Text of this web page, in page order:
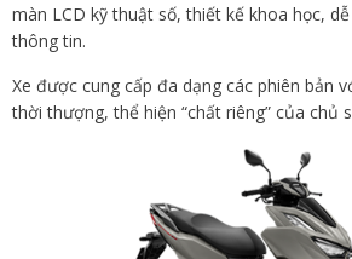
màn LCD kỹ thuật số, thiết kế khoa học,
thông tin.
Xe được cung cấp đa dạng các phiên bản
thời thượng, thể hiện “chất riêng” của chủ